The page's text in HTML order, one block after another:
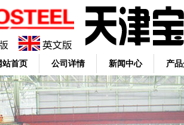
站首页 公司详情 新闻中心 产